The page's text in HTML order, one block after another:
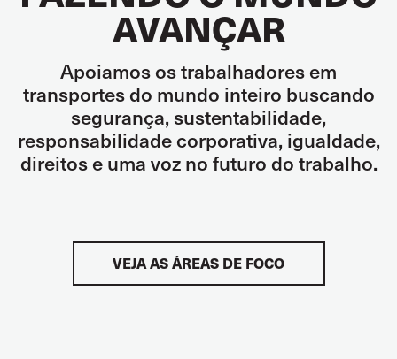
AVANÇAR
Apoiamos os trabalhadores em
transportes do mundo inteiro buscando
segurança, sustentabilidade,
responsabilidade corporativa, igualdade,
direitos e uma voz no futuro do trabalho.
VEJA AS ÁREAS DE FOCO